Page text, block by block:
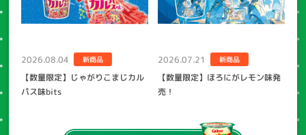
2026.08.04 新商品
【数量限定】じゃがりこまじカル
パス味bits
2026.07.21 新商品
【数量限定】ほろにがレモン味発
売！